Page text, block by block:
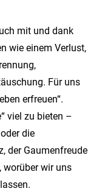
mit und dank
wie einem Verlust,
Für uns
erfreuen“.
viel zu bieten –
die
der Gaumenfreude
worüber wir uns